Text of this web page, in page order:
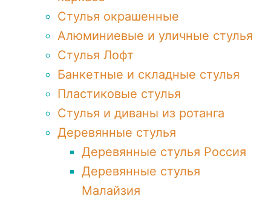
Стулья окрашенные
Алюминиевые и уличные стулья
Стулья Лофт
Банкетные и складные стулья
Пластиковые стулья
Стулья и диваны из ротанга
Деревянные стулья
Деревянные стулья Россия
Деревянные стулья
Малайзия